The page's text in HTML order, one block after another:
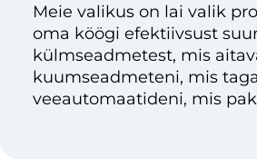
Meie valikus on lai valik
oma köögi efektiivsust
külmseadmetest, mis
kuumseadmeteni, mis
veeautomaatideni, mis